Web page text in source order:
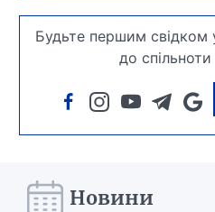
Будьте першим свідком
до
Новини